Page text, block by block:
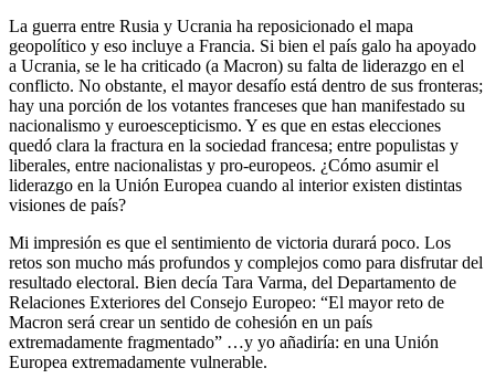
La guerra entre Rusia y Ucrania ha reposicionado el mapa
geopolítico y eso incluye a Francia. Si bien el país galo ha apoyado
a Ucrania, se le ha criticado (a Macron) su falta de liderazgo en el
conflicto. No obstante, el mayor desafío está dentro de sus fronteras;
hay una porción de los votantes franceses que han manifestado su
nacionalismo y euroescepticismo. Y es que en estas elecciones
quedó clara la fractura en la sociedad francesa; entre populistas y
liberales, entre nacionalistas y pro-europeos. ¿Cómo asumir el
liderazgo en la Unión Europea cuando al interior existen distintas
visiones de país?
Mi impresión es que el sentimiento de victoria durará poco. Los
retos son mucho más profundos y complejos como para disfrutar del
resultado electoral. Bien decía Tara Varma, del Departamento de
Relaciones Exteriores del Consejo Europeo: “El mayor reto de
Macron será crear un sentido de cohesión en un país
extremadamente fragmentado” …y yo añadiría: en una Unión
Europea extremadamente vulnerable.